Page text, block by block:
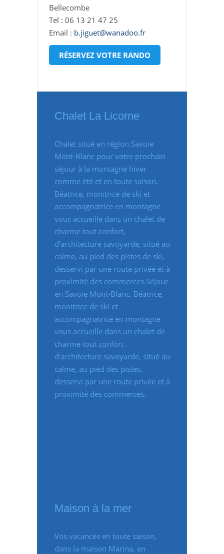
Bellecombe
Tel : 06 13 21 47 25
Email : b.jiguet@wanadoo.fr
RÉSERVEZ VOTRE RANDO
Chalet La Licorne
Chalet situé en région Savoie
Mont-Blanc pour votre prochain
séjour à la montagne hiver
comme été et en toute saison.
Béatrice, monitrice de ski et
accompagnatrice en montagne
vous accueille dans un chalet de
charme tout confort,
d’architecture savoyarde, situé au
calme, au pied des pistes de ski,
desservi par une route privée et à
proximité des commerces.Séjour
en Savoie Mont-Blanc. Béatrice,
monitrice de ski et
accompagnatrice en montagne
vous accueille dans un chalet de
charme tout confort
d’architecture savoyarde, situé au
calme, au pied des pistes,
desservi par une route privée et à
proximité des commerces.
Maison à la mer
Vos vacances en toute saison,
dans la maison Marina, en